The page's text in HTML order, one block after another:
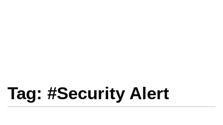
Tag: #Security Alert